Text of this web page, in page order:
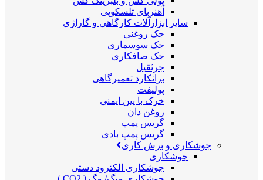
آهنربای تلسکوپی
سایر ابزارآلات کارگاهی و گاراژی
جک روغنی
جک سوسماری
جک صافکاری
جرثقیل
برانکارد تعمیرگاهی
پولیفت
خرک با پین ایمنی
روغن دان
گریس پمپ
گریس پمپ بادی
جوشکاری و برش کاری
جوشکاری
جوشکاری الکترود دستی